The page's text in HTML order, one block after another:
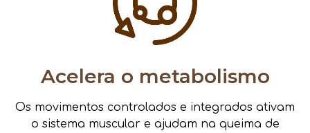
Acelera o metabolismo
Os movimentos controlados e integrados ativam
o sistema muscular e ajudam na queima de